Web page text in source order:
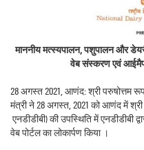
माननीय मत्स्यपालन, पशुपालन और डेयरी
वेब संस्करण एवं आईमैप
28 अगस्त 2021, आणंद: श्री परुषोत्तम
मंत्री ने 28 अगस्त, 2021 को आणंद में श्री
(एनडीडीबी) की उपस्थिति में एनडीडीबी
वेब पोर्टल का लोकार्पण किया ।